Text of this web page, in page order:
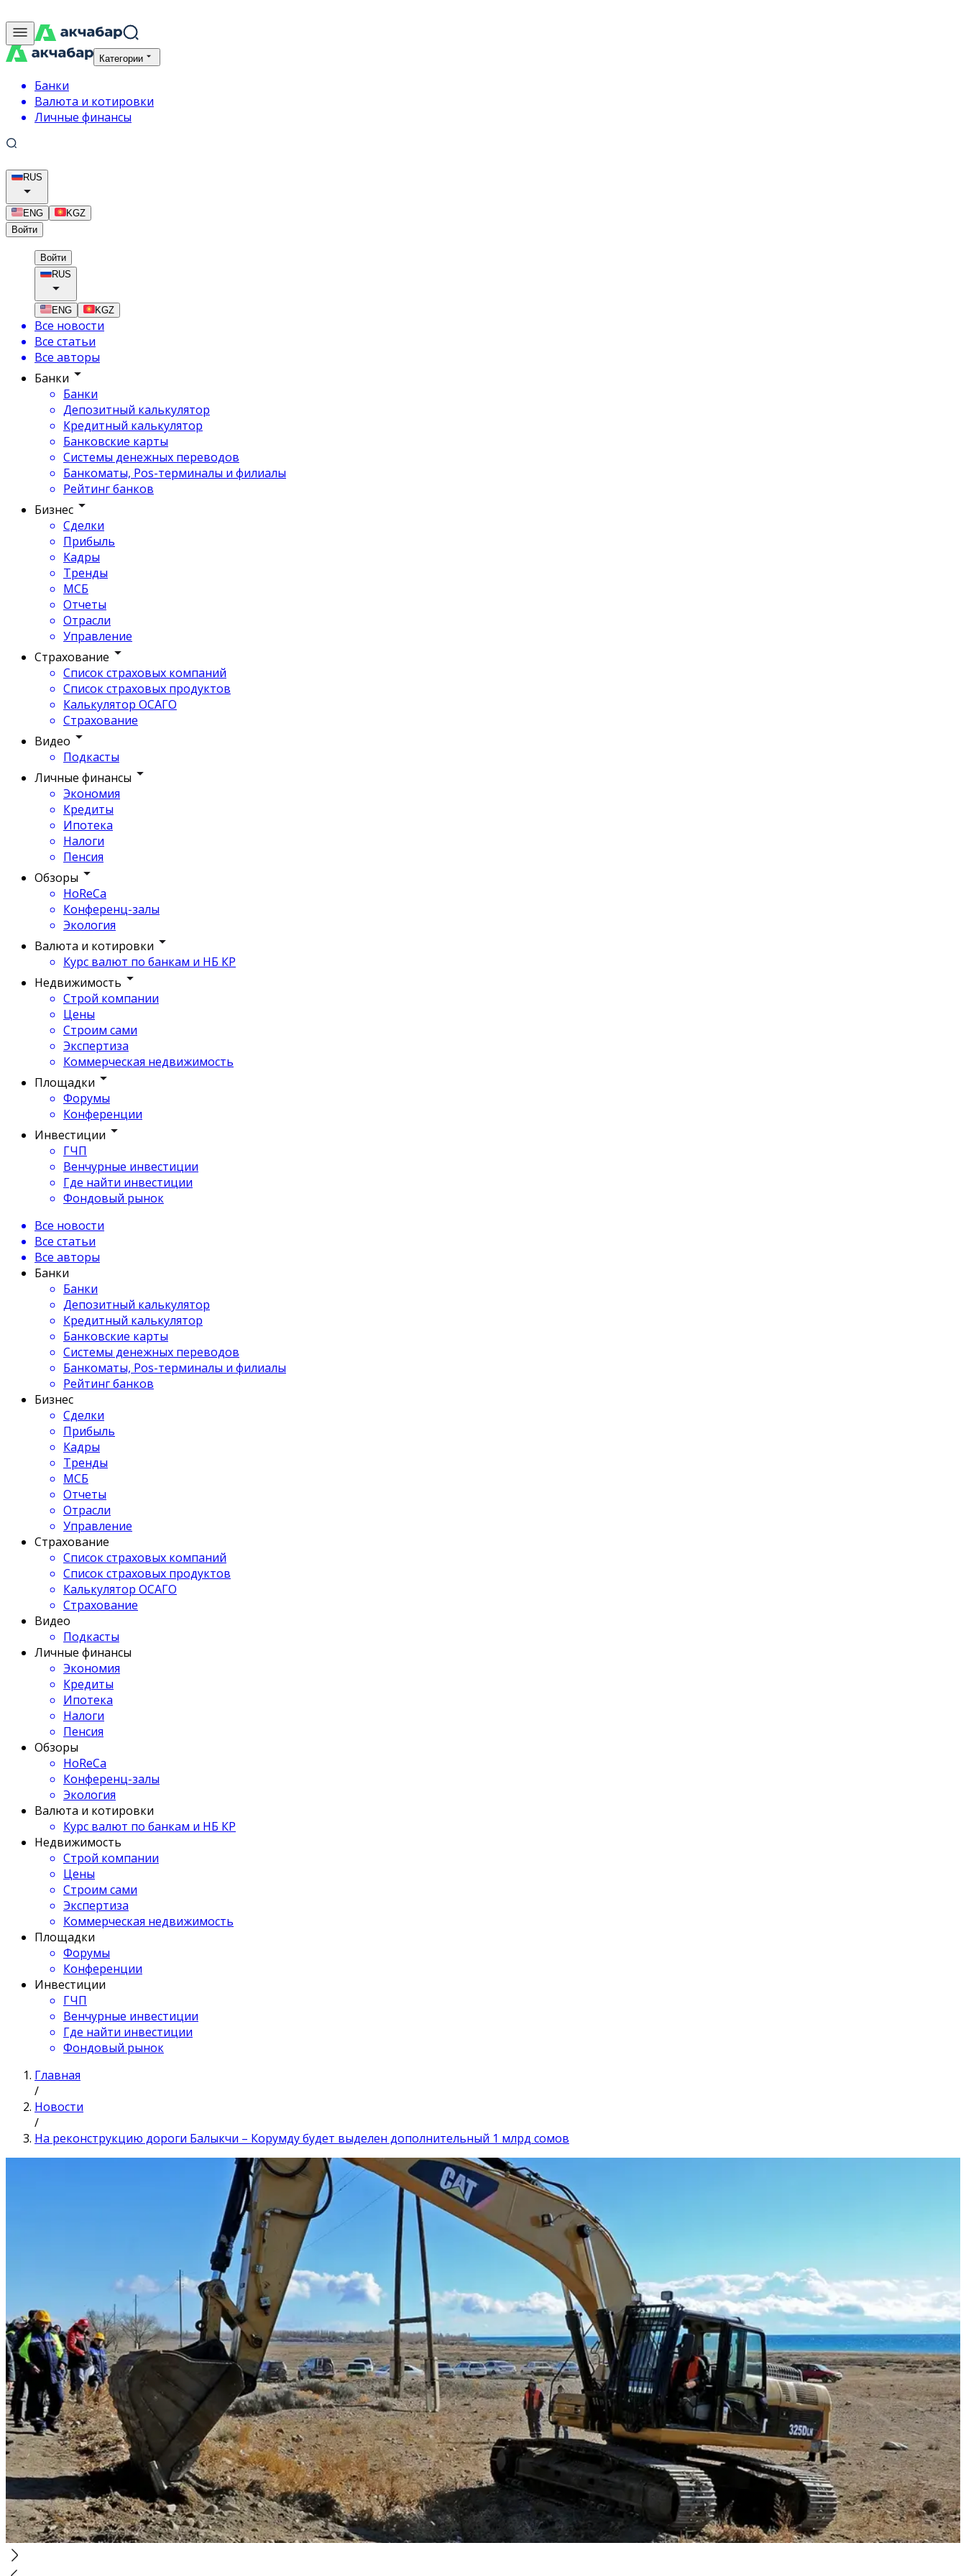
Категории
Банки
Валюта и котировки
Личные финансы
RUS
ENG
KGZ
Войти
Войти
RUS
ENG KGZ
Все новости
Все статьи
Все авторы
Банки
Банки
Депозитный калькулятор
Кредитный калькулятор
Банковские карты
Системы денежных переводов
Банкоматы, Pos-терминалы и филиалы
Рейтинг банков
Бизнес
Сделки
Прибыль
Кадры
Тренды
МСБ
Отчеты
Отрасли
Управление
Страхование
Список страховых компаний
Список страховых продуктов
Калькулятор ОСАГО
Страхование
Видео
Подкасты
Личные финансы
Экономия
Кредиты
Ипотека
Налоги
Пенсия
Обзоры
HoReCa
Конференц-залы
Экология
Валюта и котировки
Курс валют по банкам и НБ КР
Недвижимость
Строй компании
Цены
Строим сами
Экспертиза
Коммерческая недвижимость
Площадки
Форумы
Конференции
Инвестиции
ГЧП
Венчурные инвестиции
Где найти инвестиции
Фондовый рынок
Все новости
Все статьи
Все авторы
Банки
Банки
Депозитный калькулятор
Кредитный калькулятор
Банковские карты
Системы денежных переводов
Банкоматы, Pos-терминалы и филиалы
Рейтинг банков
Бизнес
Сделки
Прибыль
Кадры
Тренды
МСБ
Отчеты
Отрасли
Управление
Страхование
Список страховых компаний
Список страховых продуктов
Калькулятор ОСАГО
Страхование
Видео
Подкасты
Личные финансы
Экономия
Кредиты
Ипотека
Налоги
Пенсия
Обзоры
HoReCa
Конференц-залы
Экология
Валюта и котировки
Курс валют по банкам и НБ КР
Недвижимость
Строй компании
Цены
Строим сами
Экспертиза
Коммерческая недвижимость
Площадки
Форумы
Конференции
Инвестиции
ГЧП
Венчурные инвестиции
Где найти инвестиции
Фондовый рынок
Главная
/
Новости
/
На реконструкцию дороги Балыкчи – Корумду будет выделен дополнительный 1 млрд сомов